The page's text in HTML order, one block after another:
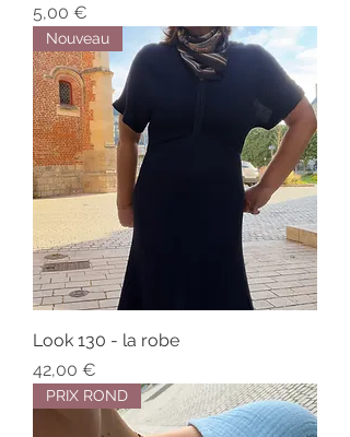
Prix
5,00 €
Nouveau
Look 130 - la robe
Prix
42,00 €
PRIX ROND